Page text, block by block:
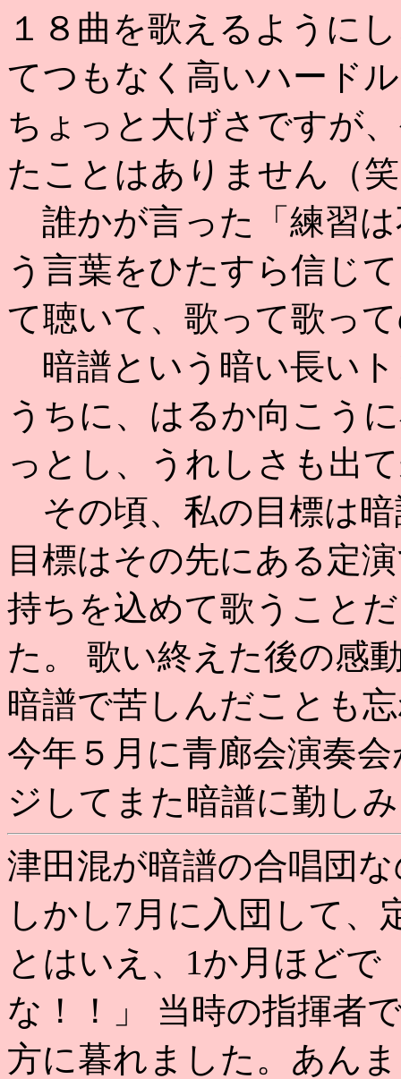
１８曲を歌えるように
てつもなく高いハード
ちょっと大げさですが
たことはありません（
誰かが言った「練習
う言葉をひたすら信じ
て聴いて、歌って歌っ
暗譜という暗い長い
うちに、はるか向こう
っとし、うれしさも出
その頃、私の目標は
目標はその先にある定
持ちを込めて歌うこと
た。 歌い終えた後の感
暗譜で苦しんだことも
今年５月に青廊会演奏
ジしてまた暗譜に勤し
津田混が暗譜の合唱団
しかし7月に入団して、
とはいえ、1か月ほどで
な！！」 当時の指揮者
方に暮れました。あん